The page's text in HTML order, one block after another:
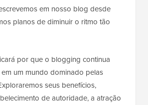
em nosso blog desde
planos de diminuir o ritmo tão
por que o blogging continua
um mundo dominado pelas
seus benefícios,
de autoridade, a atração